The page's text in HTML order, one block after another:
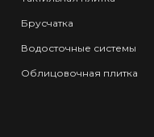
Брусчатка
Водосточные системы
Облицовочная плитка